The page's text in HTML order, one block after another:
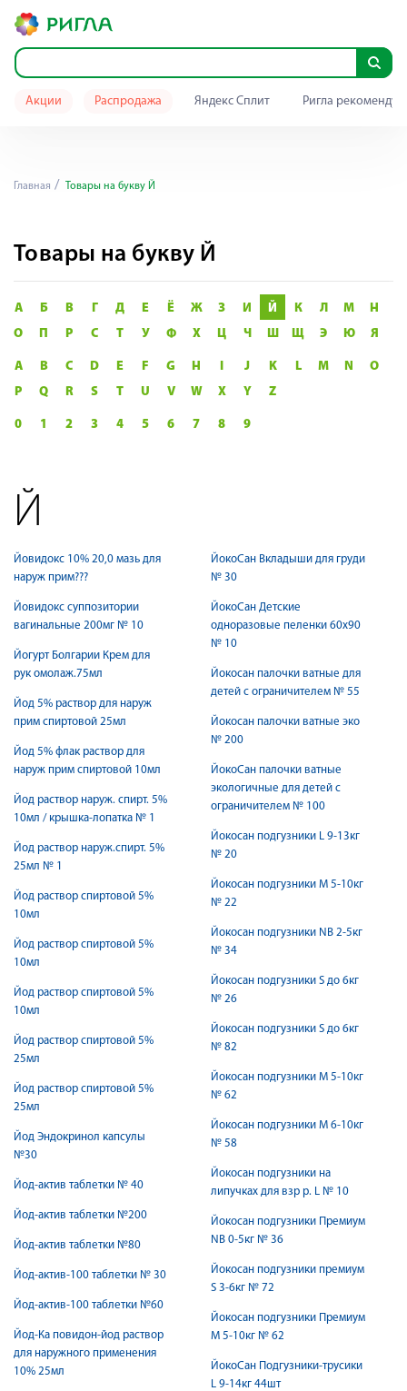
Акции Распродажа Яндекс Сплит Ригла
Главная Товары на букву Й
Товары на букву Й
А Б В Г Д Е Ё Ж З И Й К Л М
Н
О
П Р С Т У Ф Х Ц Ч Ш Щ Э Ю Я
A B C D E F G H I J K L M N
O
P
Q R S T U V W X Y Z
0 1 2 3 4 5 6 7 8 9
Й
Йовидокс 10% 20,0 мазь для
наруж прим???
Йовидокс суппозитории
вагинальные 200мг № 10
Йогурт Болгарии Крем для
рук омолаж.75мл
Йод 5% раствор для наруж
прим спиртовой 25мл
Йод 5% флак раствор для
наруж прим спиртовой 10мл
Йод раствор наруж. спирт. 5%
10мл / крышка-лопатка № 1
Йод раствор наруж.спирт. 5%
25мл № 1
Йод раствор спиртовой 5%
10мл
Йод раствор спиртовой 5%
10мл
Йод раствор спиртовой 5%
10мл
Йод раствор спиртовой 5%
25мл
Йод раствор спиртовой 5%
25мл
Йод Эндокринол капсулы
№30
Йод-актив таблетки № 40
Йод-актив таблетки №200
Йод-актив таблетки №80
Йод-актив-100 таблетки № 30
Йод-актив-100 таблетки №60
Йод-Ка повидон-йод раствор
для наружного применения
10% 25мл
ЙокоСан Вкладыши для груди
№ 30
ЙокоСан Детские
одноразовые пеленки 60х90
№ 10
Йокосан палочки ватные для
детей с ограничителем № 55
Йокосан палочки ватные эко
№ 200
ЙокоСан палочки ватные
экологичные для детей с
ограничителем № 100
Йокосан подгузники L 9-13кг
№ 20
Йокосан подгузники M 5-10кг
№ 22
Йокосан подгузники NB 2-5кг
№ 34
Йокосан подгузники S до 6кг
№ 26
Йокосан подгузники S до 6кг
№ 82
Йокосан подгузники М 5-10кг
№ 62
Йокосан подгузники М 6-10кг
№ 58
Йокосан подгузники на
липучках для взр р. L № 10
Йокосан подгузники Премиум
NB 0-5кг № 36
Йокосан подгузники премиум
S 3-6кг № 72
Йокосан подгузники Премиум
М 5-10кг № 62
ЙокоСан Подгузники-трусики
L 9-14кг 44шт